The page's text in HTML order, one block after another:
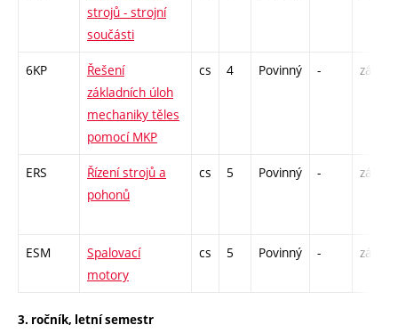
strojů - strojní
součásti
6KP
Řešení
základních úloh
mechaniky těles
pomocí MKP
cs 4 Povinný - zá,zk
ERS
Řízení strojů a
pohonů
cs 5 Povinný - zá,zk
ESM
Spalovací
motory
cs 5 Povinný - zá,zk
3. ročník, letní semestr